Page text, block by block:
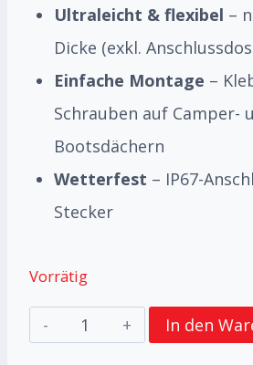
Ultraleicht & flexibel –
Dicke (exkl.
Einfache Montage –
Schrauben auf Camper-
Bootsdächern
Wetterfest – IP67-
Stecker
Vorrätig
Flexibles
In den